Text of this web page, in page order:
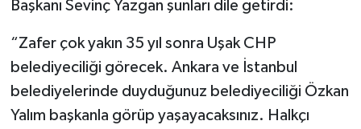
Başkanı Sevinç Yazgan şunları dile getirdi:
“Zafer çok yakın 35 yıl sonra Uşak CHP
belediyeciliği görecek. Ankara ve İstanbul
belediyelerinde duyduğunuz belediyeciliği Özkan
Yalım başkanla görüp yaşayacaksınız. Halkçı